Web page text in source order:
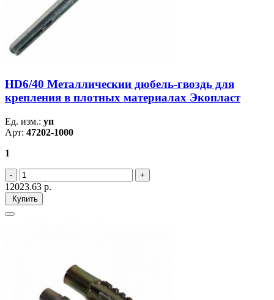
HD6/40 Металлическии дюбель-гвоздь для
крепления в плотных материалах Экопласт
Ед. изм.: уп
Арт: 47202-1000
1
12023.63 р.
Купить